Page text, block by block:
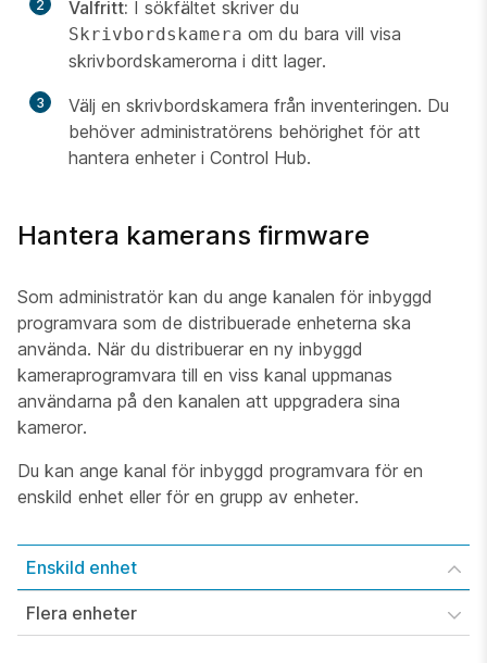
2 Valfritt: I sökfältet skriver du
Skrivbordskamera om du bara vill visa
skrivbordskamerorna i ditt lager.
3
Välj en skrivbordskamera från inventeringen. Du
behöver administratörens behörighet för att
hantera enheter i Control Hub.
Hantera kamerans firmware
Som administratör kan du ange kanalen för inbyggd
programvara som de distribuerade enheterna ska
använda. När du distribuerar en ny inbyggd
kameraprogramvara till en viss kanal uppmanas
användarna på den kanalen att uppgradera sina
kameror.
Du kan ange kanal för inbyggd programvara för en
enskild enhet eller för en grupp av enheter.
Enskild enhet
Flera enheter